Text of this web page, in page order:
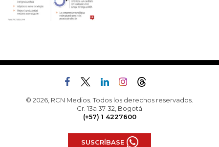
© 2026, RCN Medios. Todos los derechos reservados.
Cr. 13a 37-32, Bogotá
(+57) 1 4227600
SUSCRÍBASE